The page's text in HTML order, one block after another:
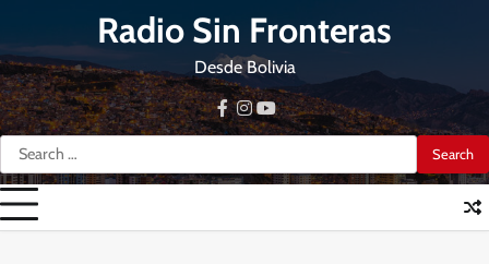
content
Radio Sin Fronteras
Desde Bolivia
Search
for:
facebook
instagram
youtube